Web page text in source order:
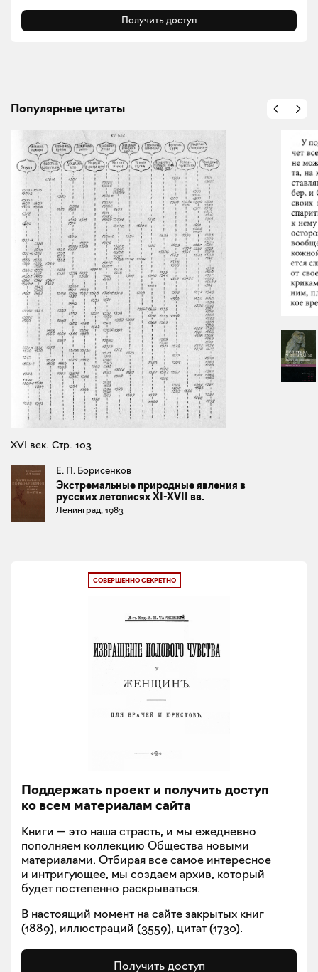
Получить доступ
Популярные цитаты
XVI век. Стр. 103
Е. П. Борисенков
Экстремальные природные явления в
русских летописях XI-XVII вв.
Ленинград, 1983
СОВЕРШЕННО СЕКРЕТНО
Поддержать проект и получить доступ
ко всем материалам сайта
Книги — это наша страсть, и мы ежедневно
пополняем коллекцию Общества новыми
материалами. Отбирая все самое интересное
и интригующее, мы создаем архив, который
будет постепенно раскрываться.
В настоящий момент на сайте закрытых книг
(1889), иллюстраций (3559), цитат (1730).
Получить доступ